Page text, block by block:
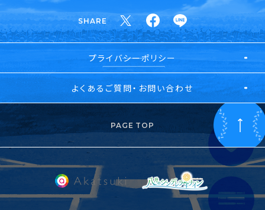
SHARE
プライバシーポリシー
よくあるご質問・お問い合わせ
PAGE TOP